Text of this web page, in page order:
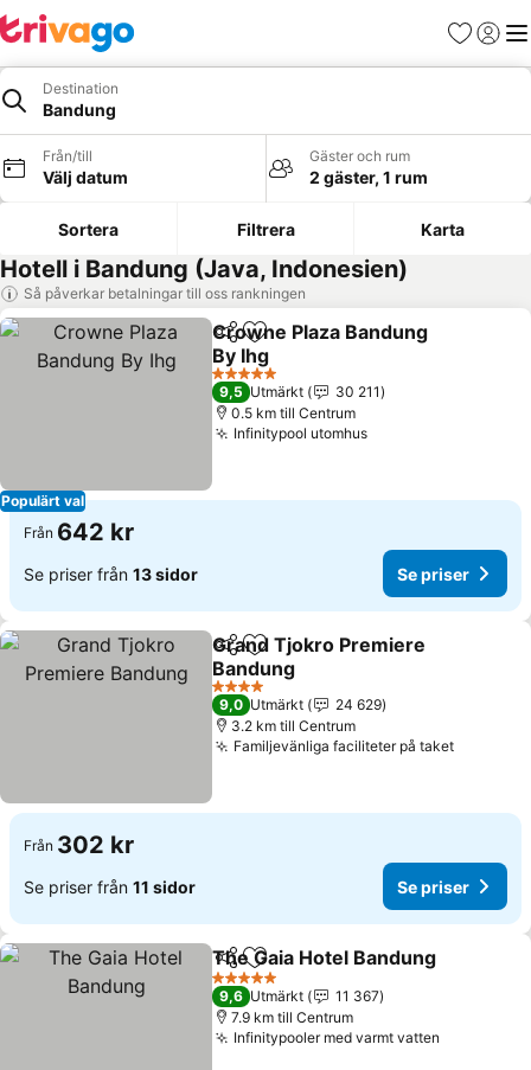
Favoriter
Logga
Destination
Bandung
Från/till
Välj datum
Gäster och rum
2 gäster, 1 rum
Sortera Filtrera Karta
Hotell i Bandung (Java, Indonesien)
Så påverkar betalningar till oss rankningen
Populärt val
Dela Lägg till i Mina Favoriter
Crowne Plaza Bandung
By Ihg
5 Stjärnor
9,5 Utmärkt
30 211
0.5 km till Centrum
Infinitypool utomhus
Från 642 kr
Se priser från 13 sidor Se priser
Dela Lägg till i Mina Favoriter
Grand Tjokro Premiere
Bandung
4 Stjärnor
9,0 Utmärkt
24 629
3.2 km till Centrum
Familjevänliga faciliteter på taket
Från 302 kr
Se priser från 11 sidor Se priser
Dela Lägg till i Mina Favoriter
The Gaia Hotel Bandung
5 Stjärnor
9,6 Utmärkt
11 367
7.9 km till Centrum
Infinitypooler med varmt vatten